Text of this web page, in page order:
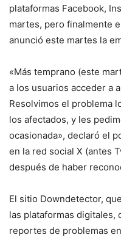
plataformas Facebook,
martes, pero finalmente
anunció este martes la
«Más temprano (este
a los usuarios acceder a
Resolvimos el problema
los afectados, y les
ocasionada», declaró el
en la red social X (antes
después de haber
El sitio Downdetector,
las plataformas digitales,
reportes de problemas